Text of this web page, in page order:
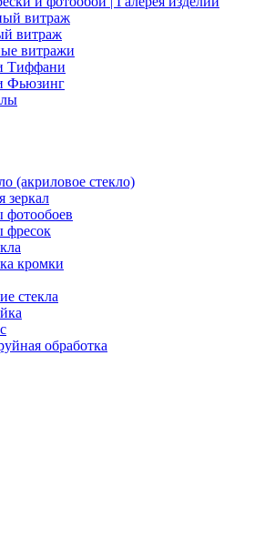
витраж
витраж
витражи
Тиффани
Фьюзинг
(акриловое стекло)
зеркал
фотообоев
фресок
кромки
стекла
обработка